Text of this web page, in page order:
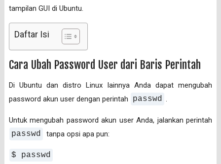
tampilan GUI di Ubuntu.
Daftar Isi
Cara Ubah Password User dari Baris Perintah
Di Ubuntu dan distro Linux lainnya Anda dapat mengubah
password akun user dengan perintah
passwd .
Untuk mengubah password akun user Anda, jalankan perintah
passwd
tanpa opsi apa pun:
$ passwd